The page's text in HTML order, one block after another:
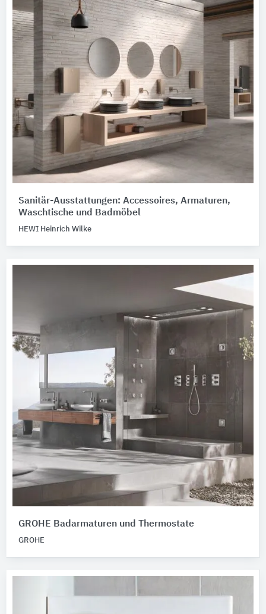
Sanitär-Ausstattungen: Accessoires, Armaturen,
Waschtische und Badmöbel
HEWI Heinrich Wilke
GROHE Badarmaturen und Thermostate
GROHE